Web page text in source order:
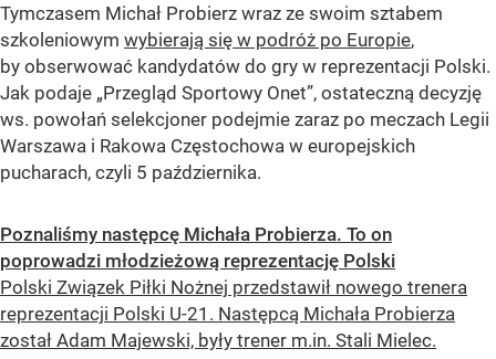
Tymczasem Michał Probierz wraz ze swoim sztabem
szkoleniowym wybierają się w podróż po Europie,
by obserwować kandydatów do gry w reprezentacji Polski.
Jak podaje „Przegląd Sportowy Onet”, ostateczną decyzję
ws. powołań selekcjoner podejmie zaraz po meczach Legii
Warszawa i Rakowa Częstochowa w europejskich
pucharach, czyli 5 października.
Poznaliśmy następcę Michała Probierza. To on
poprowadzi młodzieżową reprezentację Polski
Polski Związek Piłki Nożnej przedstawił nowego trenera
reprezentacji Polski U-21. Następcą Michała Probierza
został Adam Majewski, były trener m.in. Stali Mielec.